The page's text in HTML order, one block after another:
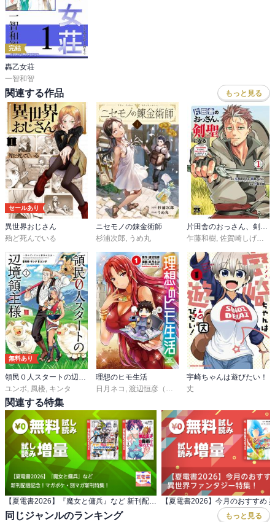
完結
轟乙女荘
一智和智
関連する作品 もっと見る
セールあり
異世界おじさん
殆ど死んでいる
ニセモノの錬金術師
杉浦次郎, うめ丸
片田舎のおっさん、剣聖になる～ただの田舎の剣術師範だったのに、大成した弟子たちが俺を放ってくれない件～
乍藤和樹, 佐賀崎しげる
無料あり
ユンボ 風楼 キンタ
理想のヒモ生活
日月ネコ 渡辺恒彦（ヒーロー文庫／イマジカインフォス）
宇崎ちゃんは遊びたい！
丈
関連する特集
同じジャンルのランキング もっと見る